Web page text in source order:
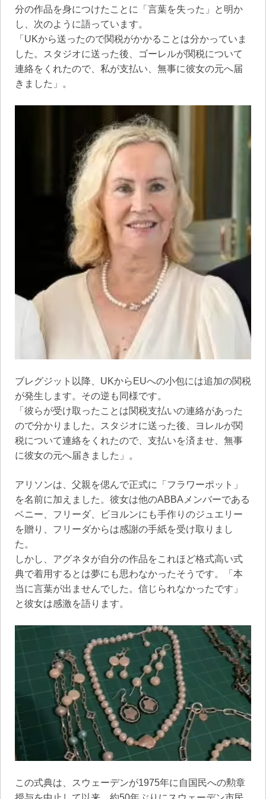
分の作品を身につけたことに「言葉を失った」と明か
し、次のように語っています。
「UKから送ったので関税がかかることは分かっていま
した。スタジオに送った後、ゴーレルが関税について
連絡をくれたので、私が支払い、無事に彼女の元へ届
きました」。
ブレグジット以降、UKからEUへの小包には追加の関税
が発生します。その逆も同様です。
「彼らが受け取ったことは関税支払いの連絡があった
ので分かりました。スタジオに送った後、ヨレルが関
税について連絡をくれたので、支払いを済ませ、無事
に彼女の元へ届きました」。
アリソンは、父親を偲んで正式に「フラワーポット」
を名前に加えました。彼女は他のABBAメンバーである
ベニー、フリーダ、ビヨルンにも手作りのジュエリー
を贈り、フリーダからは感謝の手紙を受け取りまし
た。
しかし、アグネタが自分の作品をこれほど格式高い式
典で着用するとは夢にも思わなかったそうです。「本
当に言葉が出ませんでした。信じられなかったです」
と彼女は感激を語ります。
この式典は、スウェーデンが1975年に自国民への勲章